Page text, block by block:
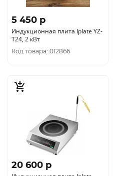
5 450 p
Индукционная плита Iplate YZ-
T24, 2 кВт
Код товара: 012866
20 600 p